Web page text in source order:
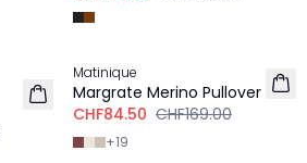
Matinique
Margrate Merino Pullover
CHF84.50 CHF169.00
+19